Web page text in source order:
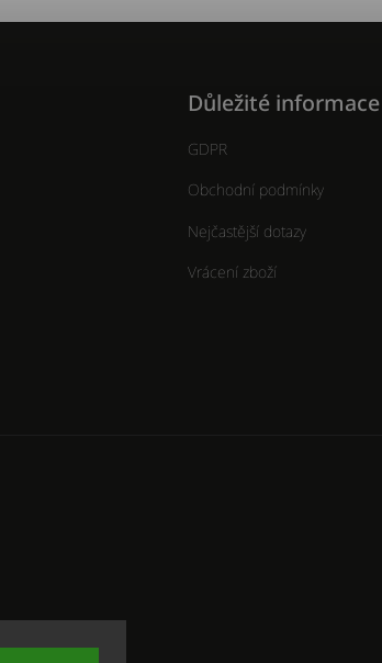
Důležité informace
GDPR
Obchodní podmínky
Nejčastější dotazy
Vrácení zboží